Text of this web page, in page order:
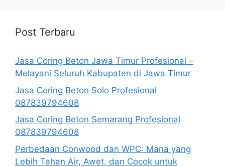
Post Terbaru
Jasa Coring Beton Jawa Timur Profesional –
Melayani Seluruh Kabupaten di Jawa Timur
Jasa Coring Beton Solo Profesional
087839794608
Jasa Coring Beton Semarang Profesional
087839794608
Perbedaan Conwood dan WPC: Mana yang
Lebih Tahan Air, Awet, dan Cocok untuk